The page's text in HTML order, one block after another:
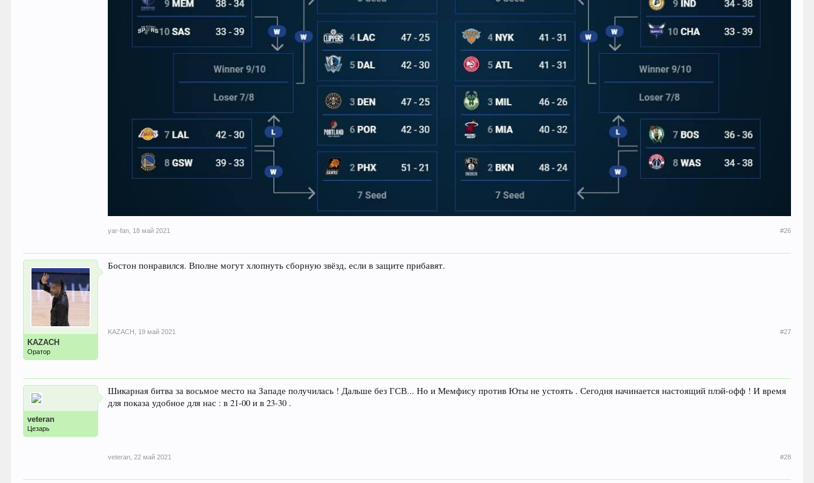
yar-fan 18 май 2021 #26
KAZACH
Оратор
Бостон понравился. Вполне могут хлопнуть сборную звёзд, если в защите прибавят.
KAZACH 19 май 2021 #27
veteran
Цезарь
Шикарная битва за восьмое место на Западе получилась ! Дальше без ГСВ... Но и Мемфису против Юты не устоять . Сегодня начинается настоящий плэй-офф ! И время
для показа удобное для нас : в 21-00 и в 23-30 .
veteran 22 май 2021 #28